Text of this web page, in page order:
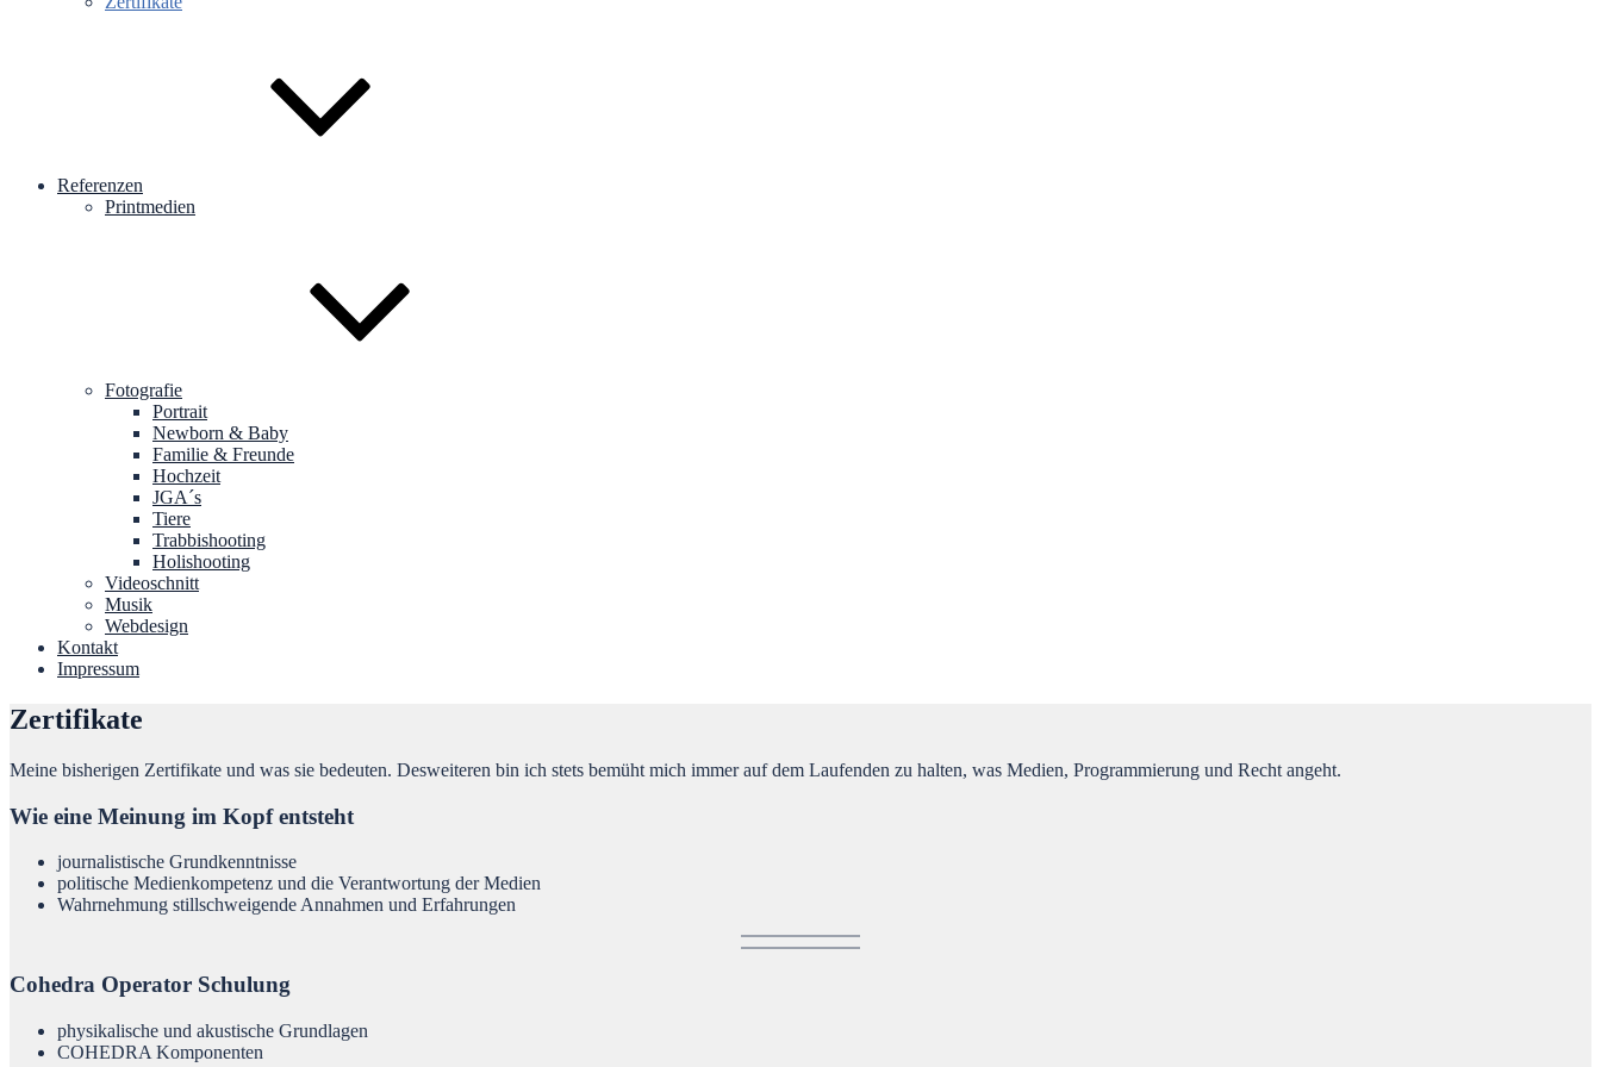
Referenzen
Printmedien
Fotografie
Portrait
Newborn & Baby
Familie & Freunde
Hochzeit
JGA´s
Tiere
Trabbishooting
Holishooting
Videoschnitt
Musik
Webdesign
Kontakt
Impressum
Zertifikate
Meine bisherigen Zertifikate und was sie bedeuten. Desweiteren bin ich stets bemüht mich immer auf dem Laufenden zu halten, was Medien, Programmierung und Recht angeht.
Wie eine Meinung im Kopf entsteht
journalistische Grundkenntnisse
politische Medienkompetenz und die Verantwortung der Medien
Wahrnehmung stillschweigende Annahmen und Erfahrungen
Cohedra Operator Schulung
physikalische und akustische Grundlagen
COHEDRA Komponenten